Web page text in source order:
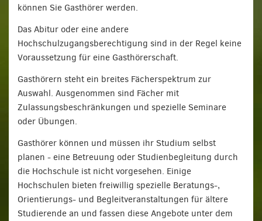
können Sie Gasthörer werden.
Das Abitur oder eine andere
Hochschulzugangsberechtigung sind in der Regel keine
Voraussetzung für eine Gasthörerschaft.
Gasthörern steht ein breites Fächerspektrum zur
Auswahl. Ausgenommen sind Fächer mit
Zulassungsbeschränkungen und spezielle Seminare
oder Übungen.
Gasthörer können und müssen ihr Studium selbst
planen - eine Betreuung oder Studienbegleitung durch
die Hochschule ist nicht vorgesehen. Einige
Hochschulen bieten freiwillig spezielle Beratungs-,
Orientierungs- und Begleitveranstaltungen für ältere
Studierende an und fassen diese Angebote unter dem